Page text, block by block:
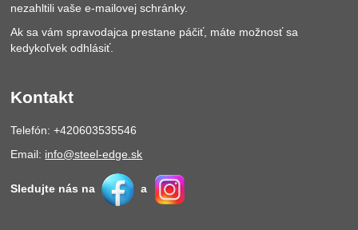
nezahltili vaše e-mailovej schránky.
Ak sa vám spravodajca prestane páčiť, máte možnosť sa
kedykoľvek odhlásiť.
Kontakt
Telefón: +420603535546
Email: info@steel-edge.sk
Sledujte nás na a